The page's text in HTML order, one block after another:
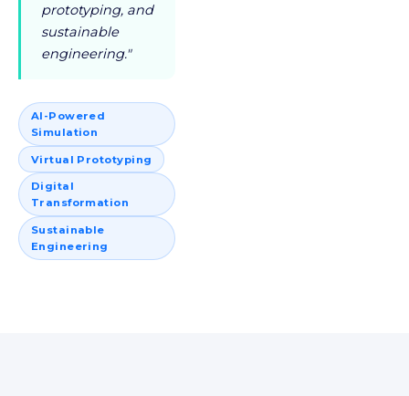
prototyping, and
sustainable
engineering."
AI-Powered
Simulation
Virtual Prototyping
Digital
Transformation
Sustainable
Engineering